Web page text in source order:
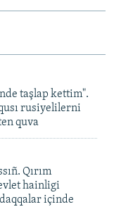
taşlap kettim".
rusiyelilerni
quva
Qırım
hainligi
içinde